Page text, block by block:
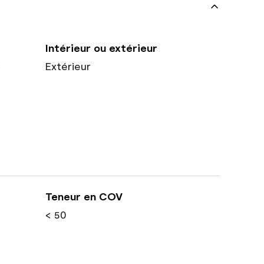
Intérieur ou extérieur
Extérieur
Teneur en COV
< 50